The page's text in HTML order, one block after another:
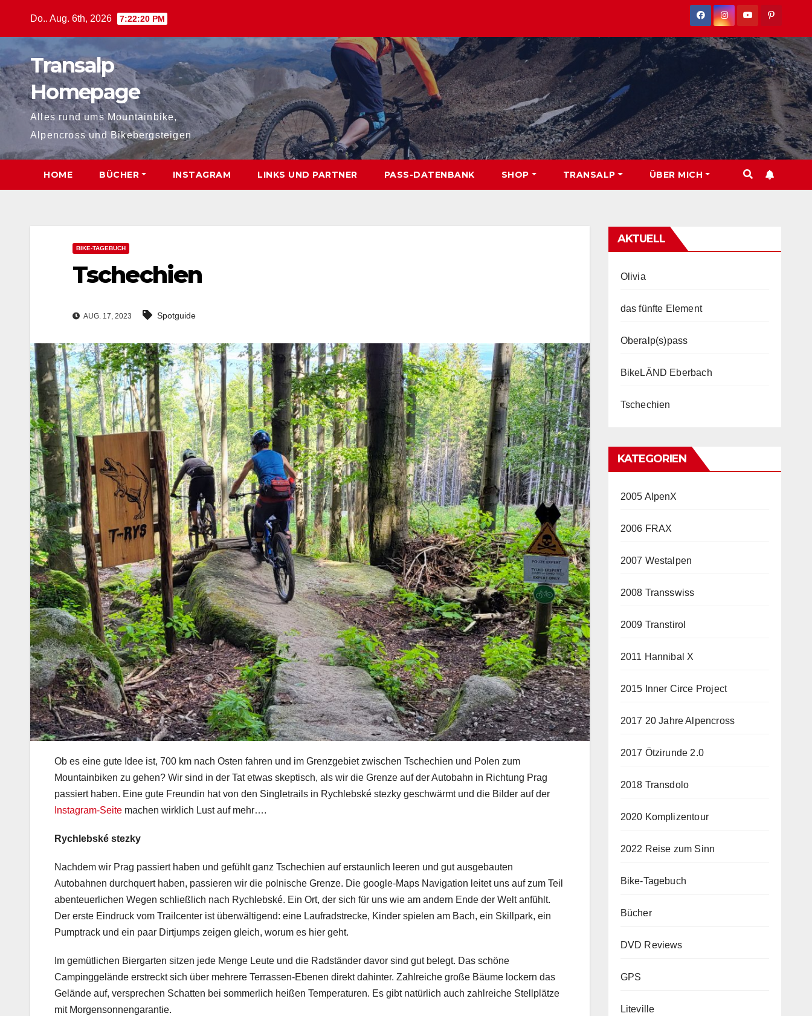
Do.. Aug. 6th, 2026 7:22:22 PM
Transalp
Homepage
Alles rund ums Mountainbike,
Alpencross und Bikebergsteigen
HOME BÜCHER INSTAGRAM LINKS UND PARTNER PASS-DATENBANK SHOP TRANSALP ÜBER MICH
BIKE-TAGEBUCH
Tschechien
AUG. 17, 2023 Spotguide
Ob es eine gute Idee ist, 700 km nach Osten fahren und im Grenzgebiet zwischen Tschechien und Polen zum
Mountainbiken zu gehen? Wir sind in der Tat etwas skeptisch, als wir die Grenze auf der Autobahn in Richtung Prag
passiert haben. Eine gute Freundin hat von den Singletrails in Rychlebské stezky geschwärmt und die Bilder auf der
Instagram-Seite machen wirklich Lust auf mehr….
Rychlebské stezky
Nachdem wir Prag passiert haben und gefühlt ganz Tschechien auf erstaunlich leeren und gut ausgebauten
Autobahnen durchquert haben, passieren wir die polnische Grenze. Die google-Maps Navigation leitet uns auf zum Teil
abenteuerlichen Wegen schließlich nach Rychlebské. Ein Ort, der sich für uns wie am andern Ende der Welt anfühlt.
Der erste Eindruck vom Trailcenter ist überwältigend: eine Laufradstrecke, Kinder spielen am Bach, ein Skillpark, ein
Pumptrack und ein paar Dirtjumps zeigen gleich, worum es hier geht.
Im gemütlichen Biergarten sitzen jede Menge Leute und die Radständer davor sind gut belegt. Das schöne
Campinggelände erstreckt sich über mehrere Terrassen-Ebenen direkt dahinter. Zahlreiche große Bäume lockern das
Gelände auf, versprechen Schatten bei sommerlich heißen Temperaturen. Es gibt natürlich auch zahlreiche Stellplätze
mit Morgensonnengarantie.
AKTUELL
Olivia
das fünfte Element
Oberalp(s)pass
BikeLÄND Eberbach
Tschechien
KATEGORIEN
2005 AlpenX
2006 FRAX
2007 Westalpen
2008 Transswiss
2009 Transtirol
2011 Hannibal X
2015 Inner Circe Project
2017 20 Jahre Alpencross
2017 Ötzirunde 2.0
2018 Transdolo
2020 Komplizentour
2022 Reise zum Sinn
Bike-Tagebuch
Bücher
DVD Reviews
GPS
Liteville